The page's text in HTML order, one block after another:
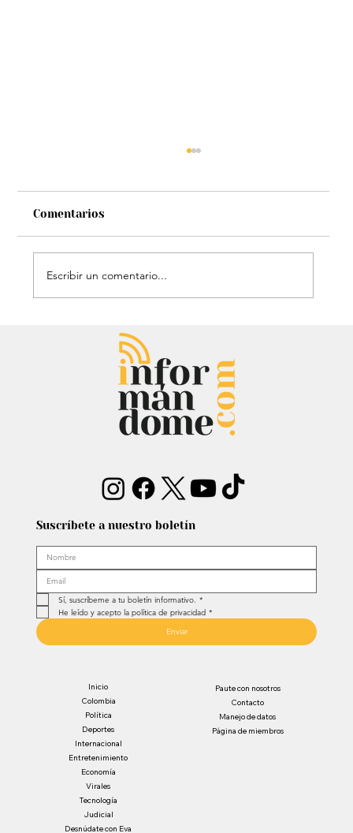
El histórico triunfo de Venezuela en
el Clásico Mundial de Béisbol: Le
dieron gloria a Dios
Comentarios
Escribir un comentario...
Suscríbete a nuestro boletín
Sí, suscríbeme a tu boletín informativo. *
He leído y acepto la política de privacidad *
Enviar
Inicio
Colombia
Política
Deportes
Internacional
Entretenimiento
Economía
Virales
Tecnología
Judicial
Desnúdate con Eva
Paute con nosotros
Contacto
Manejo de datos
Página de miembros